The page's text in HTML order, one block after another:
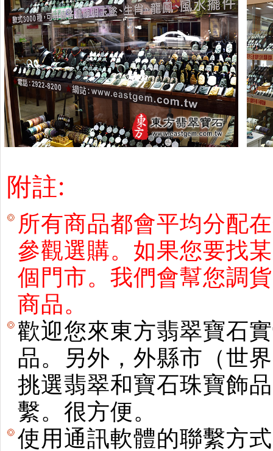
附註:
所有商品都會平均分配
參觀選購。如果您要找
個門市。我們會幫您調
商品。
歡迎您來東方翡翠寶石
品。另外，外縣市（世
挑選翡翠和寶石珠寶飾
繫。很方便。
使用通訊軟體的聯繫方